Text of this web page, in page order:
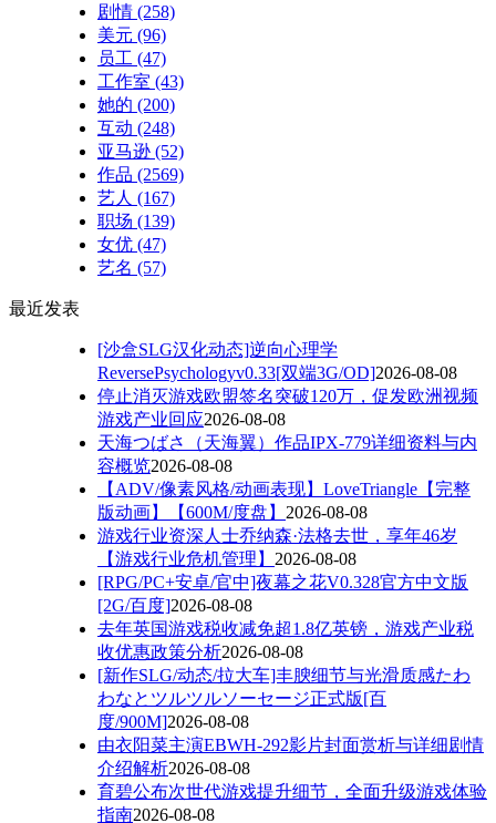
剧情 (258)
美元 (96)
员工 (47)
工作室 (43)
她的 (200)
互动 (248)
亚马逊 (52)
作品 (2569)
艺人 (167)
职场 (139)
女优 (47)
艺名 (57)
最近发表
[沙盒SLG汉化动态]逆向心理学
ReversePsychologyv0.33[双端3G/OD]2026-08-08
停止消灭游戏欧盟签名突破120万，促发欧洲视频
游戏产业回应2026-08-08
天海つばさ（天海翼）作品IPX-779详细资料与内
容概览2026-08-08
【ADV/像素风格/动画表现】LoveTriangle【完整
版动画】【600M/度盘】 2026-08-08
游戏行业资深人士乔纳森·法格去世，享年46岁
【游戏行业危机管理】 2026-08-08
[RPG/PC+安卓/官中]夜幕之花V0.328官方中文版
[2G/百度]2026-08-08
去年英国游戏税收减免超1.8亿英镑，游戏产业税
收优惠政策分析2026-08-08
[新作SLG/动态/拉大车]丰腴细节与光滑质感たわ
わなとツルツルソーセージ正式版[百
度/900M]2026-08-08
由衣阳菜主演EBWH-292影片封面赏析与详细剧情
介绍解析2026-08-08
育碧公布次世代游戏提升细节，全面升级游戏体验
指南2026-08-08